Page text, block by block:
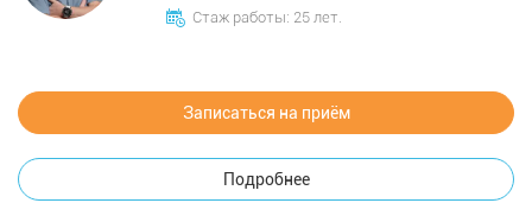
Стаж работы: 25 лет.
Записаться на приём
Подробнее